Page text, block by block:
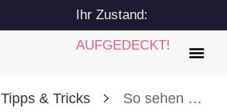
Ihr Zustand:
AUFGEDECKT!
Tipps & Tricks So sehen Sie globale Sportereignisse mit Turbo VPN: Der vollständige Fan-Guide 2026